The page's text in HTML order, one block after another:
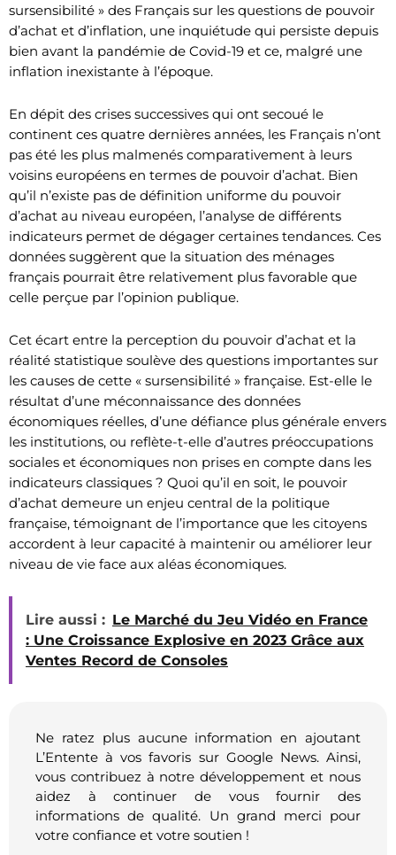
sursensibilité » des Français sur les questions de pouvoir
d’achat et d’inflation, une inquiétude qui persiste depuis
bien avant la pandémie de Covid-19 et ce, malgré une
inflation inexistante à l’époque.
En dépit des crises successives qui ont secoué le
continent ces quatre dernières années, les Français n’ont
pas été les plus malmenés comparativement à leurs
voisins européens en termes de pouvoir d’achat. Bien
qu’il n’existe pas de définition uniforme du pouvoir
d’achat au niveau européen, l’analyse de différents
indicateurs permet de dégager certaines tendances. Ces
données suggèrent que la situation des ménages
français pourrait être relativement plus favorable que
celle perçue par l’opinion publique.
Cet écart entre la perception du pouvoir d’achat et la
réalité statistique soulève des questions importantes sur
les causes de cette « sursensibilité » française. Est-elle le
résultat d’une méconnaissance des données
économiques réelles, d’une défiance plus générale envers
les institutions, ou reflète-t-elle d’autres préoccupations
sociales et économiques non prises en compte dans les
indicateurs classiques ? Quoi qu’il en soit, le pouvoir
d’achat demeure un enjeu central de la politique
française, témoignant de l’importance que les citoyens
accordent à leur capacité à maintenir ou améliorer leur
niveau de vie face aux aléas économiques.
Lire aussi : Le Marché du Jeu Vidéo en France
: Une Croissance Explosive en 2023 Grâce aux
Ventes Record de Consoles
Ne ratez plus aucune information en ajoutant
L’Entente à vos favoris sur Google News. Ainsi,
vous contribuez à notre développement et nous
aidez à continuer de vous fournir des
informations de qualité. Un grand merci pour
votre confiance et votre soutien !